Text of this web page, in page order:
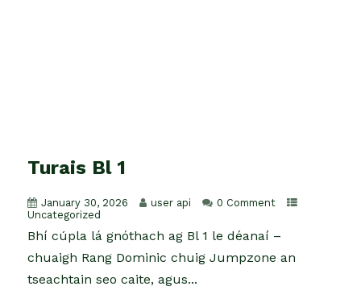
Turais Bl 1
January 30, 2026 user api
0 Comment
Uncategorized
Bhí cúpla lá gnóthach ag Bl 1 le déanaí –
chuaigh Rang Dominic chuig Jumpzone an
tseachtain seo caite, agus...